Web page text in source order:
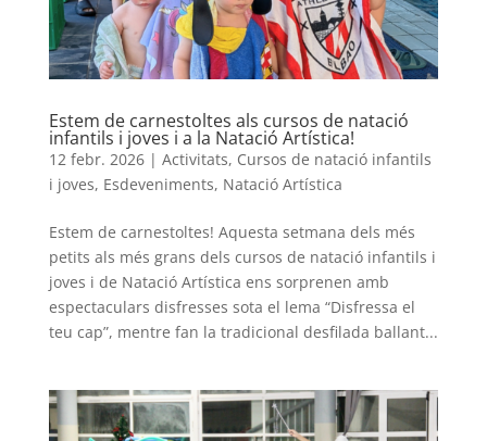
Estem de carnestoltes als cursos de natació
infantils i joves i a la Natació Artística!
12 febr. 2026| Activitats, Cursos de natació infantils
i joves, Esdeveniments, Natació Artística
Estem de carnestoltes! Aquesta setmana dels més
petits als més grans dels cursos de natació infantils i
joves i de Natació Artística ens sorprenen amb
espectaculars disfresses sota el lema “Disfressa el
teu cap”, mentre fan la tradicional desfilada ballant...